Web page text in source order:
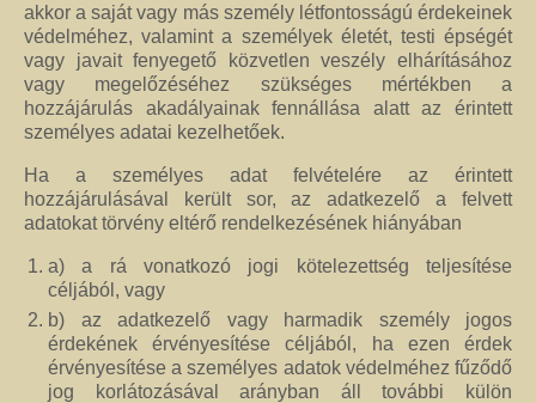
akkor a saját vagy más személy létfontosságú érdekeinek
védelméhez, valamint a személyek életét, testi épségét
vagy javait fenyegető közvetlen veszély elhárításához
vagy megelőzéséhez szükséges mértékben a
hozzájárulás akadályainak fennállása alatt az érintett
személyes adatai kezelhetőek.
Ha a személyes adat felvételére az érintett
hozzájárulásával került sor, az adatkezelő a felvett
adatokat törvény eltérő rendelkezésének hiányában
a) a rá vonatkozó jogi kötelezettség teljesítése
céljából, vagy
b) az adatkezelő vagy harmadik személy jogos
érdekének érvényesítése céljából, ha ezen érdek
érvényesítése a személyes adatok védelméhez fűződő
jog korlátozásával arányban áll további külön